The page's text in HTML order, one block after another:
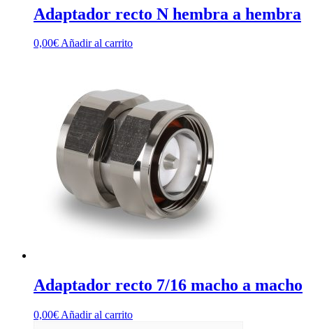
Adaptador recto N hembra a hembra
0,00€Añadir al carrito
Adaptador recto 7/16 macho a macho
0,00€ Añadir al carrito